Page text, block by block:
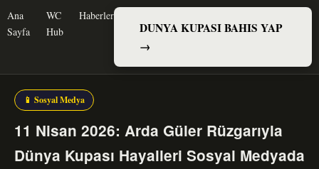
Ana
Sayfa
WC
Hub
Haberler
DUNYA KUPASI BAHIS YAP
→
📱 Sosyal Medya
11 Nisan 2026: Arda Güler Rüzgarıyla
Dünya Kupası Hayalleri Sosyal Medyada